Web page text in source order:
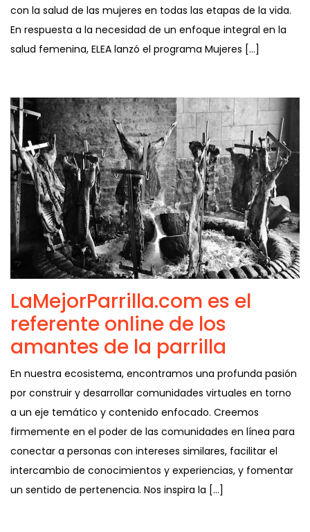
con la salud de las mujeres en todas las etapas de la vida.
En respuesta a la necesidad de un enfoque integral en la
salud femenina, ELEA lanzó el programa Mujeres […]
LaMejorParrilla.com es el
referente online de los
amantes de la parrilla
En nuestra ecosistema, encontramos una profunda pasión
por construir y desarrollar comunidades virtuales en torno
a un eje temático y contenido enfocado. Creemos
firmemente en el poder de las comunidades en línea para
conectar a personas con intereses similares, facilitar el
intercambio de conocimientos y experiencias, y fomentar
un sentido de pertenencia. Nos inspira la […]